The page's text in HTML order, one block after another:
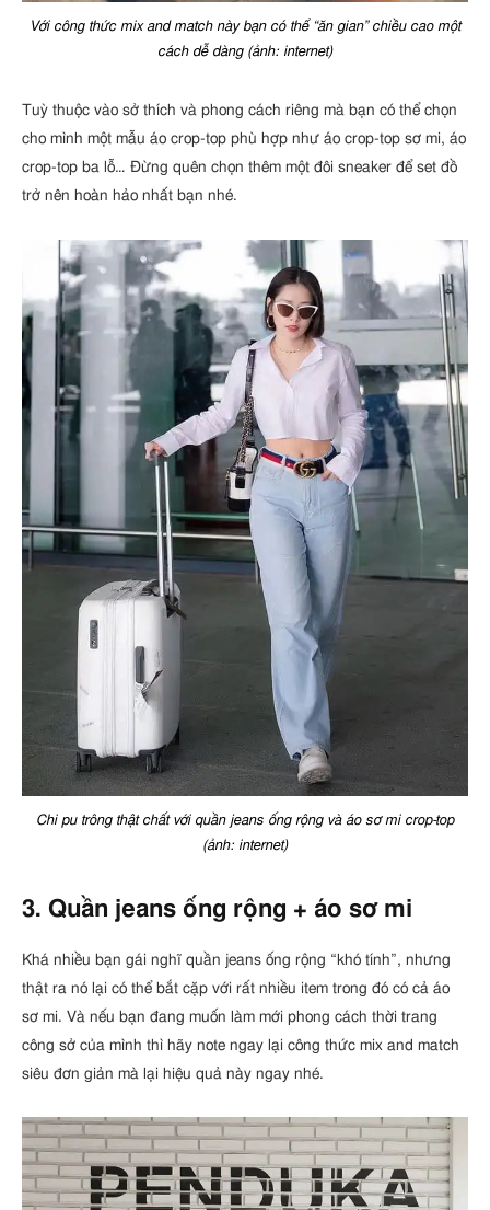
Với công thức mix and match này bạn có thể “ăn gian” chiều cao một
cách dễ dàng (ảnh: internet)
Tuỳ thuộc vào sở thích và phong cách riêng mà bạn có thể chọn
cho mình một mẫu áo crop-top phù hợp như áo crop-top sơ mi, áo
crop-top ba lỗ… Đừng quên chọn thêm một đôi sneaker để set đồ
trở nên hoàn hảo nhất bạn nhé.
Chi pu trông thật chất với quần jeans ống rộng và áo sơ mi crop-top
(ảnh: internet)
3. Quần jeans ống rộng + áo sơ mi
Khá nhiều bạn gái nghĩ quần jeans ống rộng “khó tính”, nhưng
thật ra nó lại có thể bắt cặp với rất nhiều item trong đó có cả áo
sơ mi. Và nếu bạn đang muốn làm mới phong cách thời trang
công sở của mình thì hãy note ngay lại công thức mix and match
siêu đơn giản mà lại hiệu quả này ngay nhé.